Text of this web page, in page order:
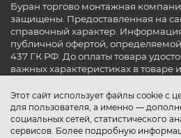
Этот сайт использует файлы cookie с
для пользователя, а именно —
социальных сетей, статистического
сервисов. Более подробную
Буран торгово монтажная
защищены. Предоставленная на
справочный характер.
публичной офертой,
437 ГК РФ. До оплаты товара
важных характеристиках в товаре